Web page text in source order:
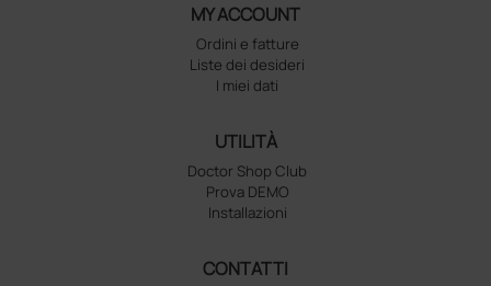
MY ACCOUNT
Ordini e fatture
Liste dei desideri
I miei dati
UTILITÀ
Doctor Shop Club
Prova DEMO
Installazioni
CONTATTI